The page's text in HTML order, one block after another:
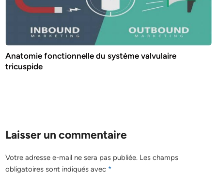
Anatomie fonctionnelle du système valvulaire
tricuspide
Laisser un commentaire
Votre adresse e-mail ne sera pas publiée. Les champs
obligatoires sont indiqués avec *